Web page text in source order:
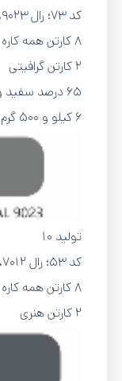
کد 73؛ رال 9023، گرافیتی ایرلاند
8 کارتن همه کاره
2 کارتن گرافیتی
65 درصد سفید و 35 درصد مشکی
6 کیلو و 500 گرم سفید، 3 کیلو و 500 گرم مشکی
تولید 10
کد 53؛ رال 7012، بلاروس گرافیتی، پنتون 445
8 کارتن همه کاره
2 کارتن هنری